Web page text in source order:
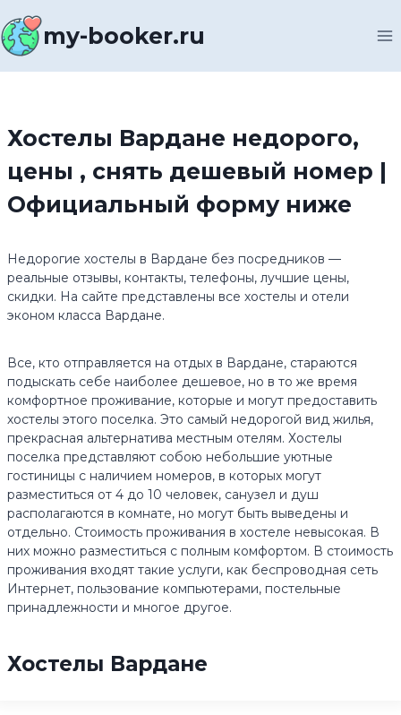
к
содержимомуmy-booker.ru
Хостелы Вардане недорого,
цены , снять дешевый номер |
Официальный форму ниже
Недорогие хостелы в Вардане без посредников —
реальные отзывы, контакты, телефоны, лучшие цены,
скидки. На сайте представлены все хостелы и отели
эконом класса Вардане.
Все, кто отправляется на отдых в Вардане, стараются
подыскать себе наиболее дешевое, но в то же время
комфортное проживание, которые и могут предоставить
хостелы этого поселка. Это самый недорогой вид жилья,
прекрасная альтернатива местным отелям. Хостелы
поселка представляют собою небольшие уютные
гостиницы с наличием номеров, в которых могут
разместиться от 4 до 10 человек, санузел и душ
располагаются в комнате, но могут быть выведены и
отдельно. Стоимость проживания в хостеле невысокая. В
них можно разместиться с полным комфортом. В стоимость
проживания входят такие услуги, как беспроводная сеть
Интернет, пользование компьютерами, постельные
принадлежности и многое другое.
Хостелы Вардане